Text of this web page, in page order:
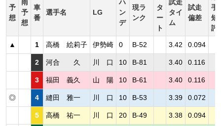
予
想
雨
予
想
車
番
選手名 LG
ハ
ン
デ
現ラ
ンク
タ
ー
ト
試走
タイ
ム
試走
偏差
手
短
評
▲ 1 高橋 絵莉子 伊勢崎 0 B-52 3.42 0.094
2 河合 久 川 口 10 B-81 3.40 0.116
3 福田 義久 山 陽 10 B-61 3.40 0.116
◎ 4 縫田 雅一 川 口 10 B-53 3.39 0.072
5 高橋 祐一 川 口 20 B-49 3.38 0.094